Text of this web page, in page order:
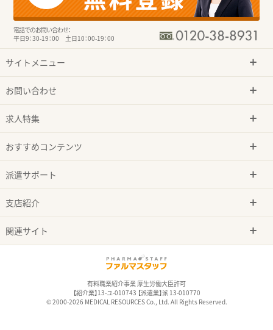
電話でのお問い合わせ：
平日9：30-19：00 土日10：00-19：00
サイトメニュー
お問い合わせ
求人特集
おすすめコンテンツ
派遣サポート
支店紹介
関連サイト
有料職業紹介事業 厚生労働大臣許可
【紹介業】13-ユ-010743 【派遣業】派 13-010770
© 2000-2026 MEDICAL RESOURCES Co., Ltd. All Rights Reserved.